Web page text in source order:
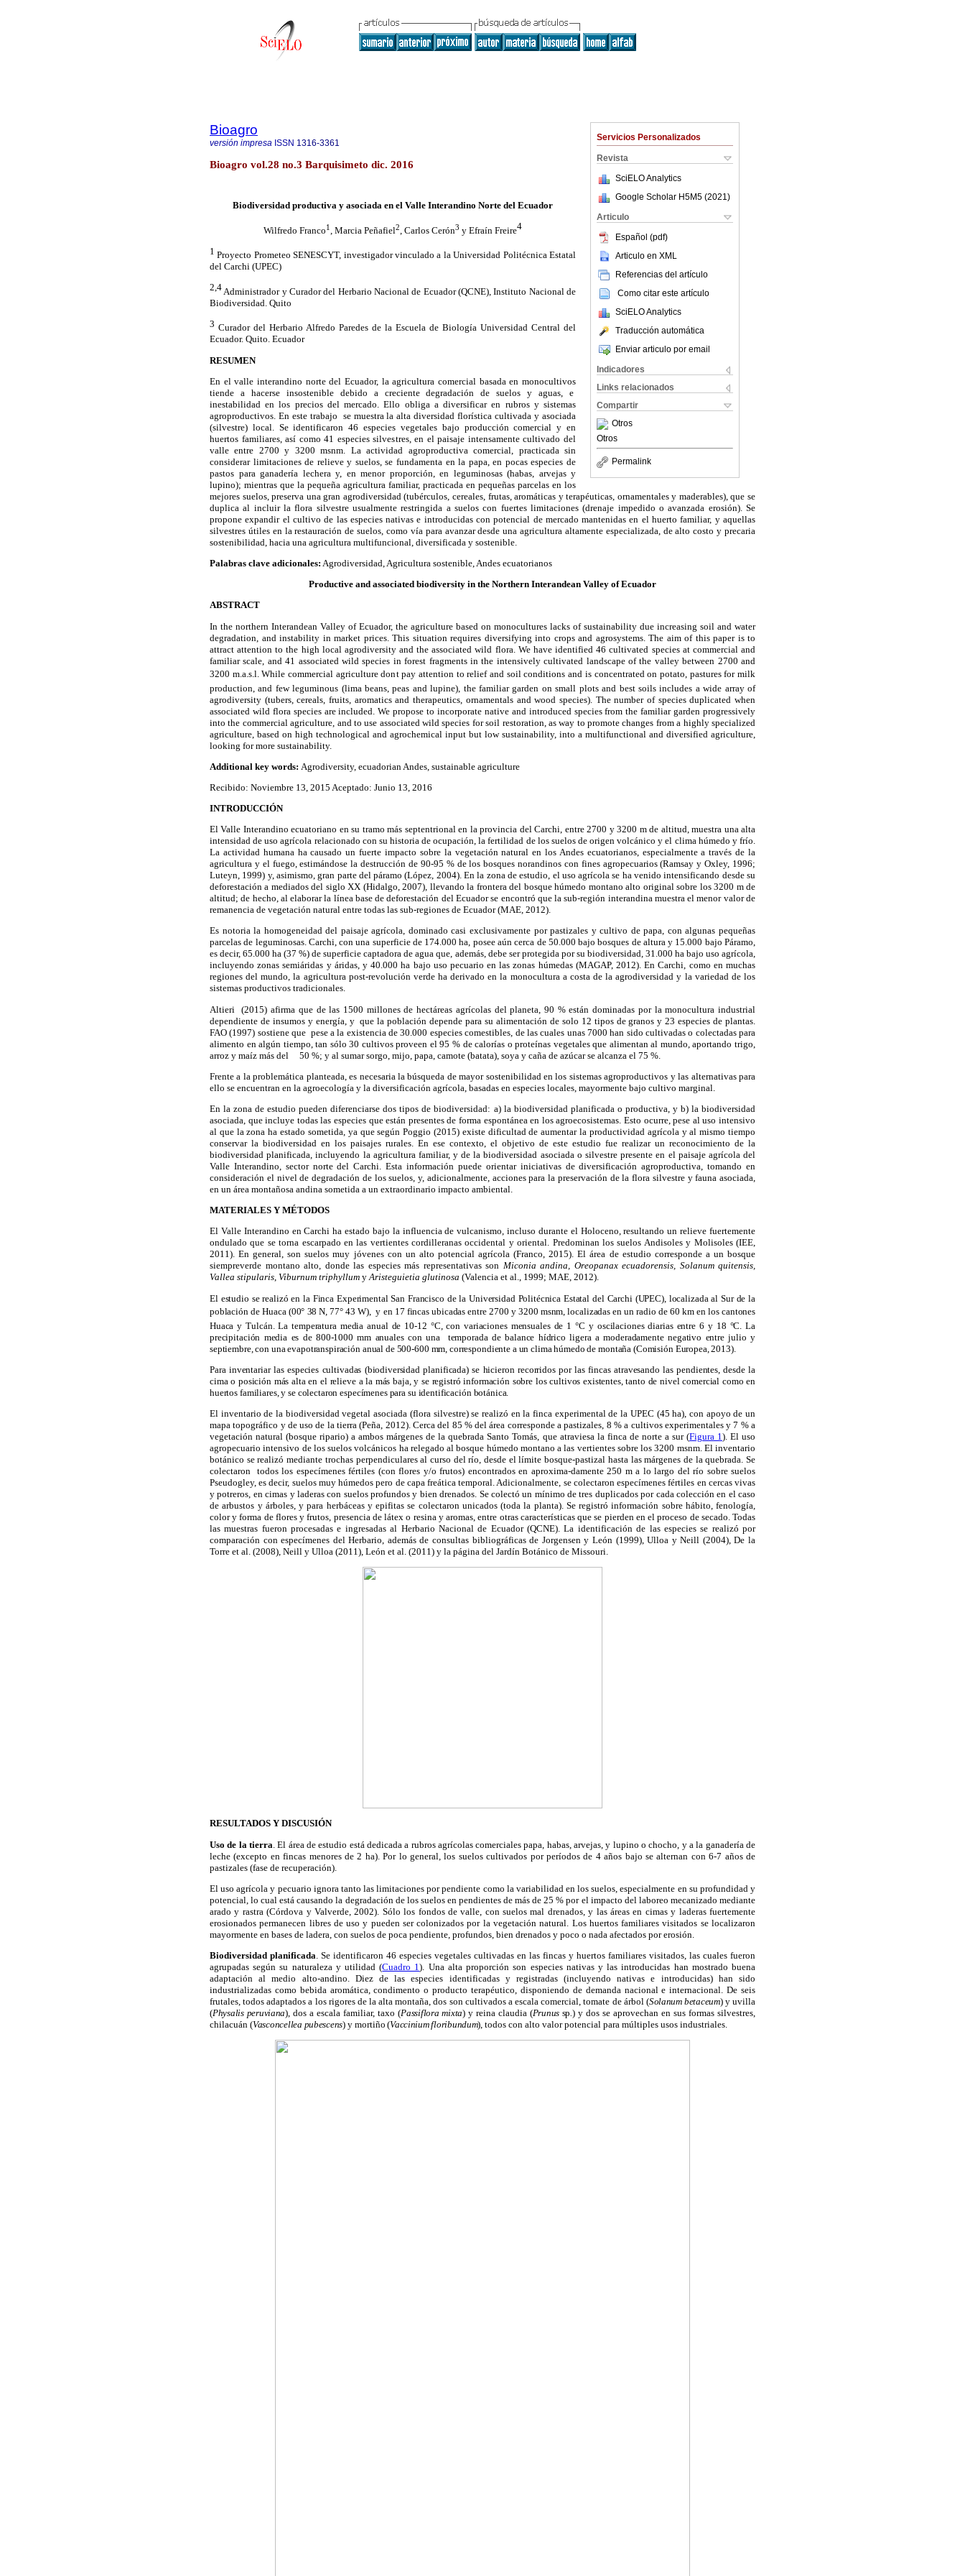
Servicios Personalizados
Revista
SciELO Analytics
Google Scholar H5M5 (2021 )
Articulo
Español (pdf)
Articulo en XML
Referencias del artículo
Como citar este artículo
SciELO Analytics
Traducción automática
Enviar articulo por email
Indicadores
Links relacionados
Compartir
Otros
Otros
Permalink
Bioagro
versión impresa ISSN 1316-3361
Bioagro vol.28 no.3 Barquisimeto dic. 2016
Biodiversidad productiva y asociada en el Valle Interandino Norte del Ecuador
Wilfredo Franco1 , Marcia Peñafiel2 , Carlos Cerón3 y Efraín Freire4
1 Proyecto Prometeo SENESCYT, investigador vinculado a la Universidad Politécnica Estatal
del Carchi (UPEC)
2,4 Administrador y Curador del Herbario Nacional de Ecuador (QCNE), Instituto Nacional de
Biodiversidad. Quito
3 Curador del Herbario Alfredo Paredes de la Escuela de Biología Universidad Central del
Ecuador. Quito. Ecuador
RESUMEN
En el valle interandino norte del Ecuador, la agricultura comercial basada en monocultivos
tiende a hacerse insostenible debido a creciente degradación de suelos y aguas, e
inestabilidad en los precios del mercado. Ello obliga a diversificar en rubros y sistemas
agroproductivos. En este trabajo se muestra la alta diversidad florística cultivada y asociada
(silvestre) local. Se identificaron 46 especies vegetales bajo producción comercial y en
huertos familiares, así como 41 especies silvestres, en el paisaje intensamente cultivado del
valle entre 2700 y 3200 msnm. La actividad agroproductiva comercial, practicada sin
considerar limitaciones de relieve y suelos, se fundamenta en la papa, en pocas especies de
pastos para ganadería lechera y, en menor proporción, en leguminosas (habas, arvejas y
lupino); mientras que la pequeña agricultura familiar, practicada en pequeñas parcelas en los
mejores suelos, preserva una gran agrodiversidad (tubérculos, cereales, frutas, aromáticas y terapéuticas, ornamentales y maderables), que se
duplica al incluir la flora silvestre usualmente restringida a suelos con fuertes limitaciones (drenaje impedido o avanzada erosión). Se
propone expandir el cultivo de las especies nativas e introducidas con potencial de mercado mantenidas en el huerto familiar, y aquellas
silvestres útiles en la restauración de suelos, como vía para avanzar desde una agricultura altamente especializada, de alto costo y precaria
sostenibilidad, hacia una agricultura multifuncional, diversificada y sostenible.
Palabras clave adicionales: Agrodiversidad, Agricultura sostenible, Andes ecuatorianos
Productive and associated biodiversity in the Northern Interandean Valley of Ecuador
ABSTRACT
In the northern Interandean Valley of Ecuador, the agriculture based on monocultures lacks of sustainability due increasing soil and water
degradation, and instability in market prices. This situation requires diversifying into crops and agrosystems. The aim of this paper is to
attract attention to the high local agrodiversity and the associated wild flora. We have identified 46 cultivated species at commercial and
familiar scale, and 41 associated wild species in forest fragments in the intensively cultivated landscape of the valley between 2700 and
3200 m.a.s.l. While commercial agriculture dont pay attention to relief and soil conditions and is concentrated on potato, pastures for milk
production, and few leguminous (lima beans, peas and lupine), the familiar garden on small plots and best soils includes a wide array of
agrodiversity (tubers, cereals, fruits, aromatics and therapeutics, ornamentals and wood species). The number of species duplicated when
associated wild flora species are included. We propose to incorporate native and introduced species from the familiar garden progressively
into the commercial agriculture, and to use associated wild species for soil restoration, as way to promote changes from a highly specialized
agriculture, based on high technological and agrochemical input but low sustainability, into a multifunctional and diversified agriculture,
looking for more sustainability.
Additional key words: Agrodiversity, ecuadorian Andes, sustainable agriculture
Recibido: Noviembre 13, 2015 Aceptado: Junio 13, 2016
INTRODUCCIÓN
El Valle Interandino ecuatoriano en su tramo más septentrional en la provincia del Carchi, entre 2700 y 3200 m de altitud, muestra una alta
intensidad de uso agrícola relacionado con su historia de ocupación, la fertilidad de los suelos de origen volcánico y el clima húmedo y frío.
La actividad humana ha causado un fuerte impacto sobre la vegetación natural en los Andes ecuatorianos, especialmente a través de la
agricultura y el fuego, estimándose la destrucción de 90-95 % de los bosques norandinos con fines agropecuarios (Ramsay y Oxley, 1996;
Luteyn, 1999) y, asimismo, gran parte del páramo (López, 2004). En la zona de estudio, el uso agrícola se ha venido intensificando desde su
deforestación a mediados del siglo XX (Hidalgo, 2007), llevandola frontera del bosque húmedo montano alto original sobre los 3200 m de
altitud; de hecho, al elaborar la línea base de deforestación del Ecuador se encontró que la sub-región interandina muestra el menor valor de
remanencia de vegetación natural entre todas las sub-regiones de Ecuador (MAE, 2012).
Es notoria la homogeneidad del paisaje agrícola, dominado casi exclusivamente por pastizales y cultivo de papa, con algunas pequeñas
parcelas de leguminosas. Carchi, con una superficie de 174.000 ha, posee aún cerca de 50.000 bajo bosques de altura y 15.000 bajo Páramo,
es decir, 65.000 ha (37 %) de superficie captadora de agua que, además, debe ser protegida por su biodiversidad, 31.000 ha bajo uso agrícola,
incluyendo zonas semiáridas y áridas, y 40.000 ha bajo uso pecuario en las zonas húmedas (MAGAP, 2012). En Carchi, como en muchas
regiones del mundo, la agricultura post-revolución verde ha derivado en la monocultura a costa de la agrodiversidad y la variedad de los
sistemas productivos tradicionales.
Altieri (2015) afirma que de las 1500 millones de hectáreas agrícolas del planeta, 90 % están dominadas por la monocultura industrial
dependiente de insumos y energía, y que la población depende para su alimentación de solo 12 tipos de granos y 23 especies de plantas.
FAO (1997) sostiene que pese a la existencia de 30.000 especies comestibles, de las cuales unas 7000 han sido cultivadas o colectadas para
alimento en algún tiempo, tan sólo 30 cultivos proveen el 95 % de calorías o proteínas vegetales que alimentan al mundo, aportando trigo,
arroz y maíz más del 50 %; y al sumar sorgo, mijo, papa, camote (batata), soya y caña de azúcar se alcanza el 75 %.
Frente a la problemática planteada, es necesaria la búsqueda de mayor sostenibilidad en los sistemas agroproductivos y las alternativas para
ello se encuentran en la agroecología y la diversificación agrícola, basadas en especies locales, mayormente bajo cultivo marginal.
En la zona de estudio pueden diferenciarse dos tipos de biodiversidad: a) la biodiversidad planificada o productiva, y b) la biodiversidad
asociada, que incluye todas las especies que están presentes de forma espontánea en los agroecosistemas. Esto ocurre, pese al uso intensivo
al que la zona ha estado sometida, ya que según Poggio (2015) existe dificultad de aumentar la productividad agrícola y al mismo tiempo
conservar la biodiversidad en los paisajes rurales. En ese contexto, el objetivo de este estudio fue realizar un reconocimiento de la
biodiversidad planificada, incluyendo la agricultura familiar, y de la biodiversidad asociada o silvestre presente en el paisaje agrícola del
Valle Interandino, sector norte del Carchi. Esta información puede orientar iniciativas de diversificación agroproductiva, tomando en
consideración el nivel de degradación de los suelos, y, adicionalmente, acciones para la preservación de la flora silvestre y fauna asociada,
en un área montañosa andina sometida a un extraordinario impacto ambiental.
MATERIALES Y MÉTODOS
El Valle Interandino en Carchi ha estado bajo la influencia de vulcanismo, incluso durante el Holoceno, resultando un relieve fuertemente
ondulado que se torna escarpado en las vertientes cordilleranas occidental y oriental. Predominan los suelos Andisoles y Molisoles (IEE,
2011). En general, son suelos muy jóvenes con un alto potencial agrícola (Franco, 2015). El área de estudio corresponde a un bosque
siempreverde montano alto, donde las especies más representativas son Miconia andina, Oreopanax ecuadorensis, Solanum quitensis,
Vallea stipularis, Viburnum triphyllum yAristeguietia glutinosa (Valencia et al., 1999; MAE, 2012).
El estudio se realizó en la Finca Experimental San Francisco de la Universidad Politécnica Estatal del Carchi (UPEC), localizada al Sur de la
población de Huaca (00° 38 N, 77° 43 W), y en 17 fincas ubicadas entre 2700 y 3200 msnm, localizadas en un radio de 60 km en los cantones
Huaca y Tulcán. La temperatura media anual de 10-12 °C, con variaciones mensuales de 1 °C y oscilaciones diarias entre 6 y 18 °C. La
precipitación media es de 800-1000 mm anuales con una temporada de balance hídrico ligera a moderadamente negativo entre julio y
septiembre, con una evapotranspiración anual de 500-600 mm, correspondiente a un clima húmedo de montaña (Comisión Europea, 2013).
Para inventariar las especies cultivadas (biodiversidad planificada) se hicieron recorridos por las fincas atravesando las pendientes, desde la
cima o posición más alta en el relieve a la más baja, y se registró información sobre los cultivos existentes, tanto de nivel comercial como en
huertos familiares, y se colectaron especímenes para su identificación botánica.
El inventario de la biodiversidad vegetal asociada (flora silvestre) se realizó en la finca experimental de la UPEC (45 ha), con apoyo de un
mapa topográfico y de uso de la tierra (Peña, 2012). Cerca del 85 % del área corresponde a pastizales, 8 % a cultivos experimentales y 7 % a
vegetación natural (bosque ripario) a ambos márgenes de la quebrada Santo Tomás, que atraviesa la finca de norte a sur (Figura 1 ). El uso
agropecuario intensivo de los suelos volcánicos ha relegado al bosque húmedo montano a las vertientes sobre los 3200 msnm. El inventario
botánico se realizó mediante trochas perpendiculares al curso del río, desde el límite bosque-pastizal hasta las márgenes de la quebrada. Se
colectaron todos los especímenes fértiles (con flores y/o frutos) encontrados en aproxima-damente 250 m a lo largo del río sobre suelos
Pseudogley, es decir, suelos muy húmedos pero de capa freática temporal. Adicionalmente, se colectaron especímenes fértiles en cercas vivas
y potreros, en cimas y laderas con suelos profundos y bien drenados. Se colectó un mínimo de tres duplicados por cada colección en el caso
de arbustos y árboles, y para herbáceas y epifitas se colectaron unicados (toda la planta). Se registró información sobre hábito, fenología,
color y forma de flores y frutos, presencia de látex o resina y aromas, entre otras características que se pierden en el proceso de secado. Todas
las muestras fueron procesadas e ingresadas al Herbario Nacional de Ecuador (QCNE). La identificación de las especies se realizó por
comparación con especímenes del Herbario, además de consultas bibliográficas de Jorgensen y León (1999), Ulloa y Neill (2004), De la
Torre et al. (2008), Neill y Ulloa (2011), León et al. (2011) y la página del Jardín Botánico de Missouri.
RESULTADOS Y DISCUSIÓN
Uso de la tierra . El área de estudio está dedicada a rubros agrícolas comerciales papa, habas, arvejas, y lupino o chocho, y a la ganadería de
leche (excepto en fincas menores de 2 ha). Por lo general, los suelos cultivados por períodos de 4 años bajo se alternan con 6-7 años de
pastizales (fase de recuperación).
El uso agrícola y pecuario ignora tanto las limitaciones por pendiente como la variabilidad en los suelos, especialmente en su profundidad y
potencial, lo cual está causando la degradación de los suelos en pendientes de más de 25 % por el impacto del laboreo mecanizado mediante
arado y rastra (Córdova y Valverde, 2002). Sólo los fondos de valle, con suelos mal drenados, y las áreas en cimas y laderas fuertemente
erosionados permanecen libres de uso y pueden ser colonizados por la vegetación natural. Los huertos familiares visitados se localizaron
mayormente en bases de ladera, con suelos de poca pendiente, profundos, bien drenados y poco o nada afectados por erosión.
Biodiversidad planificada . Se identificaron 46 especies vegetales cultivadas en las fincas y huertos familiares visitados, las cuales fueron
agrupadas según su naturaleza y utilidad (Cuadro 1). Una alta proporción son especies nativas y las introducidas han mostrado buena
adaptación al medio alto-andino. Diez de las especies identificadas y registradas (incluyendo nativas e introducidas) han sido
industrializadas como bebida aromática, condimento o producto terapéutico, disponiendo de demanda nacional e internacional. De seis
frutales, todos adaptados a los rigores de la alta montaña, dos son cultivados a escala comercial, tomate de árbol (Solanum betaceum) y uvilla
(Physalis peruviana), dos a escala familiar, taxo (Passiflora mixta) y reina claudia (Prunus sp ) y dos se aprovechan en sus formas silvestres,
chilacuán (Vasconcellea pubescens) y mortiño (Vaccinium floribundum), todos con alto valor potencial para múltiples usos industriales.